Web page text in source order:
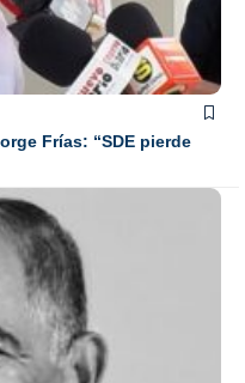
Frías: “SDE pierde